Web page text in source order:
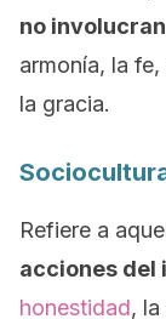
no
armonía, la fe,
la gracia.
Refiere a
acciones del
honestidad,